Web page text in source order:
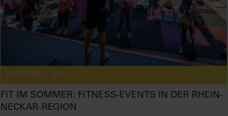
01.07.2026 0
FIT IM SOMMER: FITNESS-EVENTS IN DER RHEIN-
NECKAR-REGION